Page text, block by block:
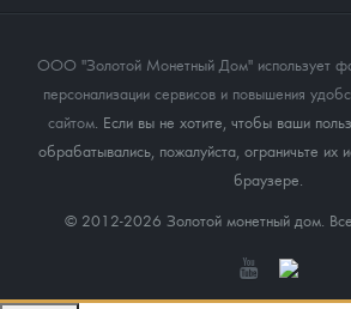
ООО "Золотой Монетный Дом" использует
персонализации сервисов и повышения
сайтом. Если вы не хотите, чтобы ваши
обрабатывались, пожалуйста, ограничьте их
браузере.
© 2012-2026 Золотой монетный дом.